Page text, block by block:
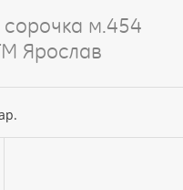
сорочка м.454
Ярослав